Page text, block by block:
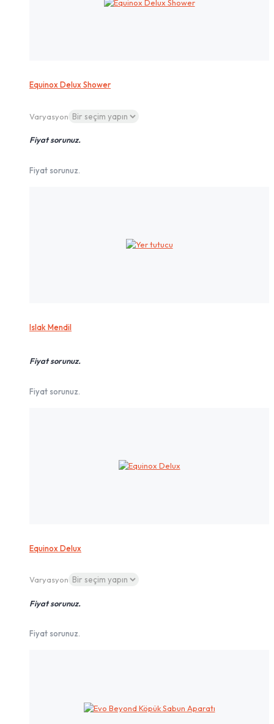
Equinox Delux Shower
Varyasyon
Fiyat sorunuz.
Fiyat sorunuz.
Islak Mendil
Fiyat sorunuz.
Fiyat sorunuz.
Equinox Delux
Varyasyon
Fiyat sorunuz.
Fiyat sorunuz.